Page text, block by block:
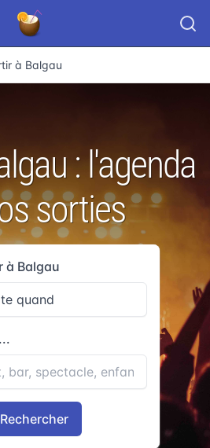
à Balgau
: l'agenda
sorties
à Balgau
Rechercher